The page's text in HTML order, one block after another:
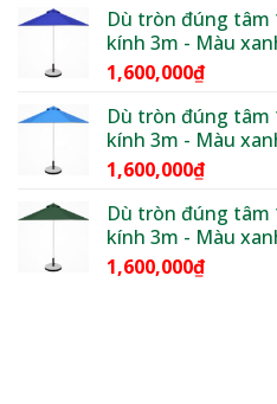
5 sao
Dù tròn đúng
kính 3m - Màu
1,600,000₫
Dù tròn đúng
kính 3m - Màu
1,600,000₫
Dù tròn đúng
kính 3m - Màu
1,600,000₫